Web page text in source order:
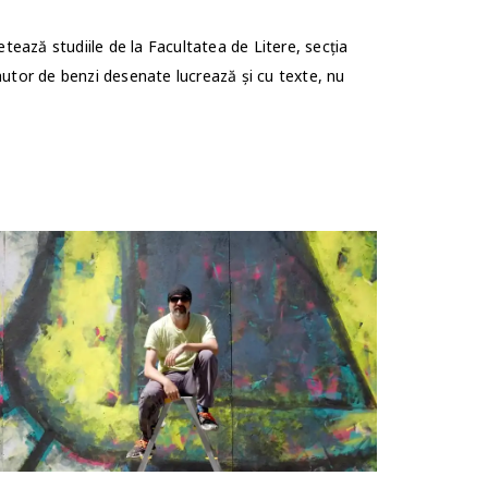
studiile de la Facultatea de Litere, secția
de benzi desenate lucrează și cu texte, nu